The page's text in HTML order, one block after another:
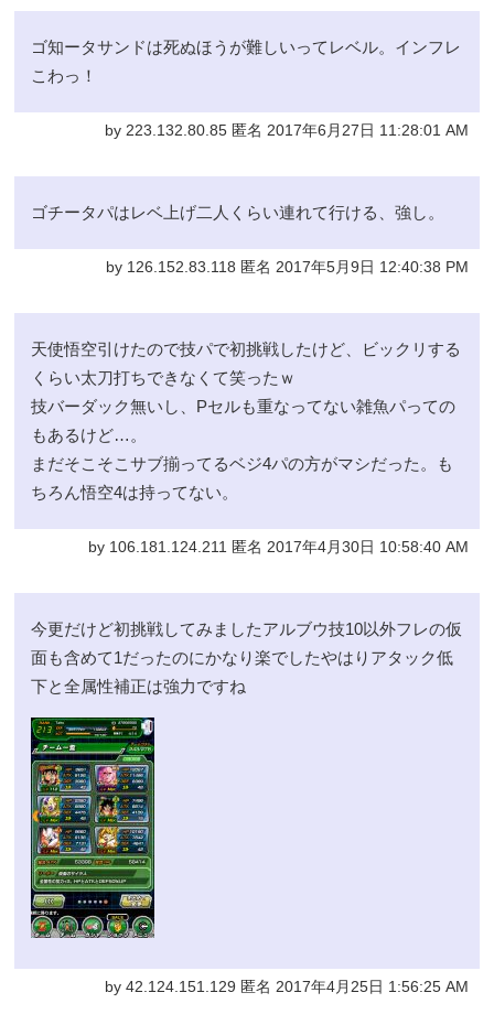
ゴ知ータサンドは死ぬほうが難しいってレベル。インフレ
こわっ！
by 223.132.80.85 匿名 2017年6月27日 11:28:01 AM
ゴチータパはレベ上げ二人くらい連れて行ける、強し。
by 126.152.83.118 匿名 2017年5月9日 12:40:38 PM
天使悟空引けたので技パで初挑戦したけど、ビックリする
くらい太刀打ちできなくて笑ったｗ
技バーダック無いし、Pセルも重なってない雑魚パっての
もあるけど…。
まだそこそこサブ揃ってるベジ4パの方がマシだった。も
ちろん悟空4は持ってない。
by 106.181.124.211 匿名 2017年4月30日 10:58:40 AM
今更だけど初挑戦してみましたアルブウ技10以外フレの仮
面も含めて1だったのにかなり楽でしたやはりアタック低
下と全属性補正は強力ですね
by 42.124.151.129 匿名 2017年4月25日 1:56:25 AM